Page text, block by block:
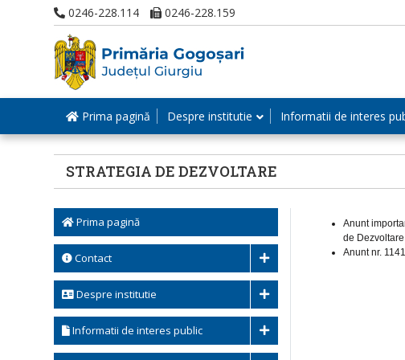
0246-228.114 0246-228.159
Prima pagină Despre institutie Informatii de interes
STRATEGIA DE DEZVOLTARE
Prima pagină
Contact
Despre institutie
Informatii de interes public
Anunt
de
Anunt nr.